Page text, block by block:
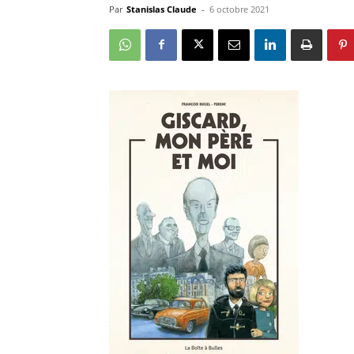
Par Stanislas Claude - 6 octobre 2021